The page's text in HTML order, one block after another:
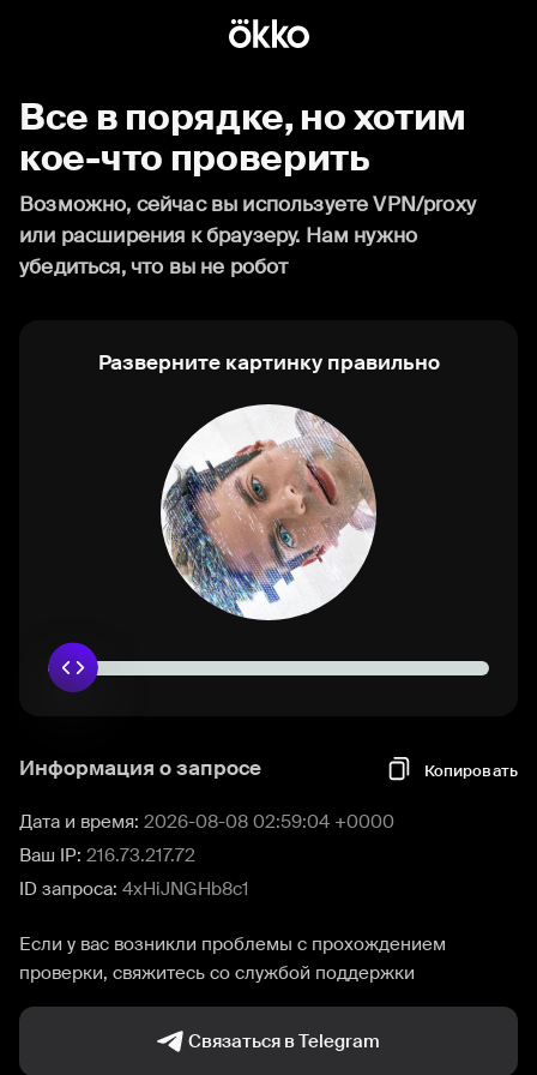
Все в порядке, но хотим
кое-что проверить
Возможно, сейчас вы используете VPN/proxy
или расширения к браузеру. Нам нужно
убедиться, что вы не робот
Разверните картинку правильно
Информация о запросе Копировать
Дата и время: 2026-08-08 02:59:04 +0000
Ваш IP: 216.73.217.72
ID запроса: 4xHiJNGHb8c1
Если у вас возникли проблемы с прохождением
проверки, свяжитесь со службой поддержки
Связаться в Telegram